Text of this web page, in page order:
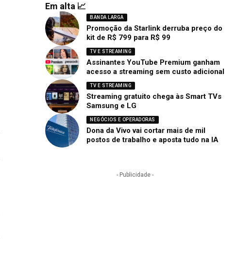
Em alta 📈
BANDA LARGA
Promoção da Starlink derruba preço do
kit de R$ 799 para R$ 99
TV E STREAMING
Assinantes YouTube Premium ganham
acesso a streaming sem custo adicional
TV E STREAMING
Streaming gratuito chega às Smart TVs
Samsung e LG
NEGÓCIOS E OPERADORAS
Dona da Vivo vai cortar mais de mil
postos de trabalho e aposta tudo na IA
- Publicidade -